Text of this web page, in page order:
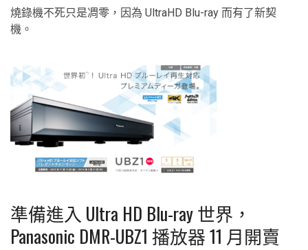
燒錄機不死只是凋零，因為 UltraHD Blu-ray 而有了新契
機。
準備進入 Ultra HD Blu-ray 世界，
Panasonic DMR-UBZ1 播放器 11 月開賣